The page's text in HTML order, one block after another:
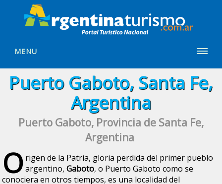
MENU
Puerto Gaboto, Santa Fe,
Argentina
Puerto Gaboto, Provincia de Santa Fe,
Argentina
O rigen de la Patria, gloria perdida del primer pueblo
argentino,Gaboto, o Puerto Gaboto como se
conociera en otros tiempos, es una localidad del